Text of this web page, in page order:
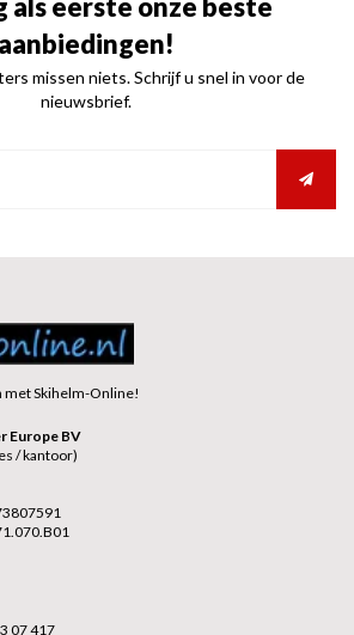
als eerste onze beste
aanbiedingen!
missen niets. Schrijf u snel in voor de
nieuwsbrief.
Skihelm-Online!
Europe BV
/ kantoor)
07 417